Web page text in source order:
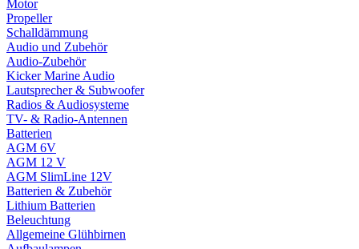
Motor
Propeller
Schalldämmung
Audio und Zubehör
Audio-Zubehör
Kicker Marine Audio
Lautsprecher & Subwoofer
Radios & Audiosysteme
TV- & Radio-Antennen
Batterien
AGM 6V
AGM 12 V
AGM SlimLine 12V
Batterien & Zubehör
Lithium Batterien
Beleuchtung
Allgemeine Glühbirnen